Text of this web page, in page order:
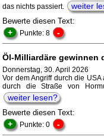
das nichts passiert.
weiter
Bewerte diesen Text:
+ Punkte: 8 -
Öl-Milliardäre gewinnen
Donnerstag, 30. April 2026
Vor dem Angriff durch die
durch die Straße von
weiter lesen?
Bewerte diesen Text:
+ Punkte: 0 -